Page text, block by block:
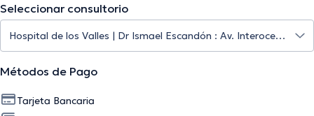
Seleccionar consultorio
Métodos de Pago
Tarjeta Bancaria